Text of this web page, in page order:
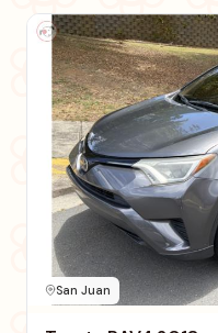
San Juan